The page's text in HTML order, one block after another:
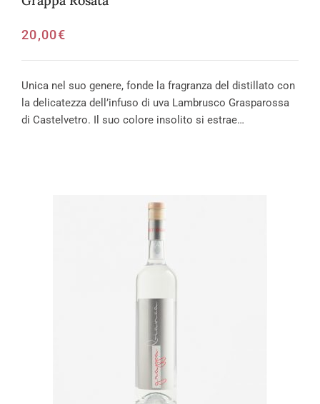
20,00€
Unica nel suo genere, fonde la fragranza del distillato con
la delicatezza dell’infuso di uva Lambrusco Grasparossa
di Castelvetro. Il suo colore insolito si estrae…